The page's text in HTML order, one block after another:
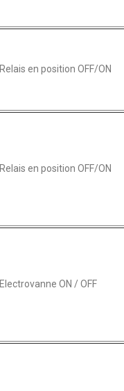
Relais en position OFF/ON
Relais en position OFF/ON
Electrovanne ON / OFF